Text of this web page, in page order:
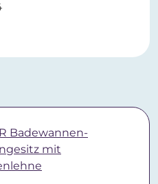
Badewannen-
mit